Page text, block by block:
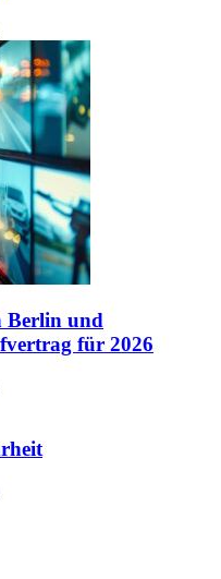
Berlin und
für 2026